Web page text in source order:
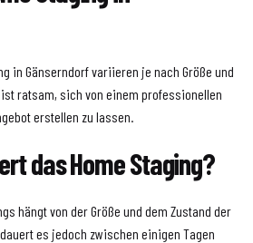
in Gänserndorf variieren je nach Größe und
ratsam, sich von einem professionellen
erstellen zu lassen.
das Home Staging?
hängt von der Größe und dem Zustand der
es jedoch zwischen einigen Tagen